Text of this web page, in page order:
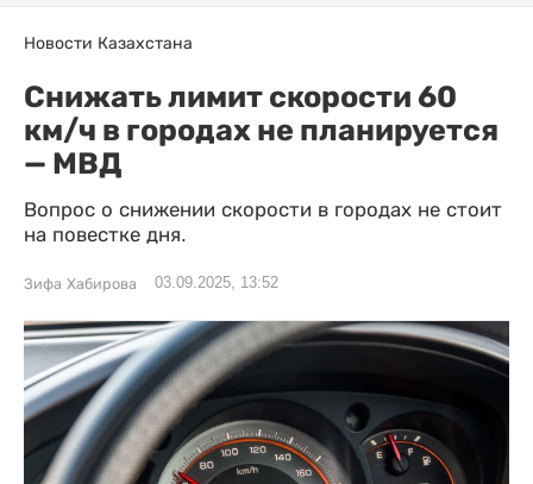
Новости Казахстана
Снижать лимит скорости 60
км/ч в городах не планируется
— МВД
Вопрос о снижении скорости в городах не стоит
на повестке дня.
Зифа Хабирова 03.09.2025, 13:52